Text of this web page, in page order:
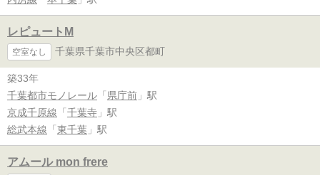
レピュートM
空室なし 千葉県千葉市中央区都町
築33年
千葉都市モノレール 「 県庁前 」駅
京成千原線 「 千葉寺 」駅
総武本線 「 東千葉 」駅
アムール mon frere